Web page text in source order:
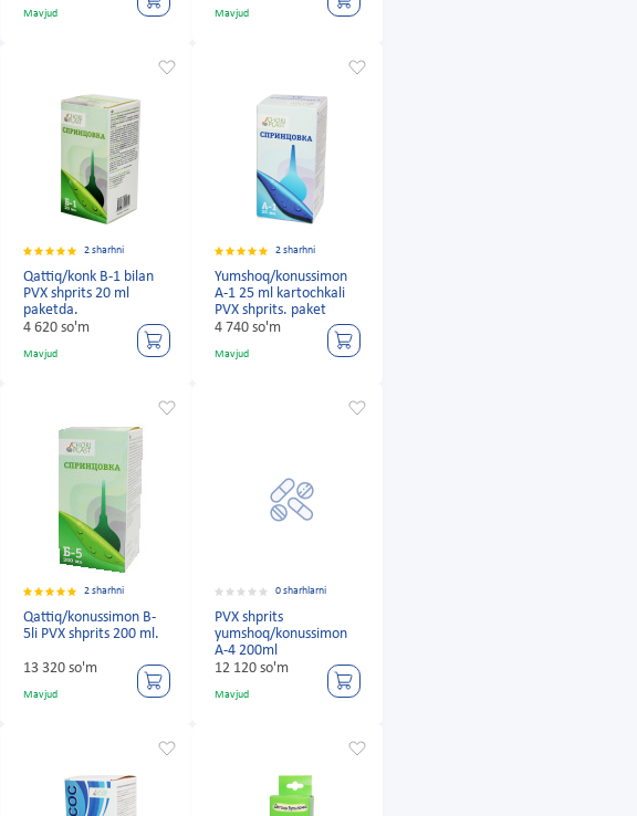
Mavjud Mavjud
2 sharhni
Qattiq/konk B-1 bilan
PVX shprits 20 ml
paketda.
4 620 so'm
Mavjud
2 sharhni
Yumshoq/konussimon
A-1 25 ml kartochkali
PVX shprits. paket
4 740 so'm
Mavjud
2 sharhni
Qattiq/konussimon B-
5li PVX shprits 200 ml.
13 320 so'm
Mavjud
0 sharhlarni
PVX shprits
yumshoq/konussimon
A-4 200ml
12 120 so'm
Mavjud